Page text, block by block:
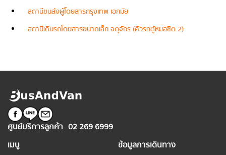
สถานีขนส่งผู้โดยสารกรุงเทพ เอกมัย
สถานีเดินรถโดยสารขนาดเล็ก จตุจักร (คิวรถตู้หมอชิต 2)
ศูนย์บริการลูกค้า 02 269 6999
เมนู
ข้อมูลการเดินทาง